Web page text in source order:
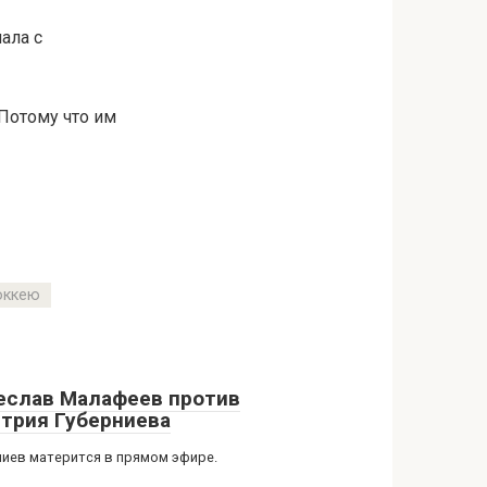
с
что им
Малафеев против
Губерниева
матерится в прямом эфире.